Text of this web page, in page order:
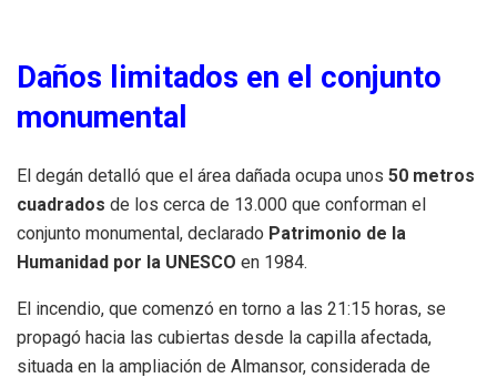
Daños limitados en el conjunto
monumental
El degán detalló que el área dañada ocupa unos 50 metros
cuadrados de los cerca de 13.000 que conforman el
conjunto monumental, declarado Patrimonio de la
Humanidad por la UNESCO en 1984.
El incendio, que comenzó en torno a las 21:15 horas, se
propagó hacia las cubiertas desde la capilla afectada,
situada en la ampliación de Almansor, considerada de